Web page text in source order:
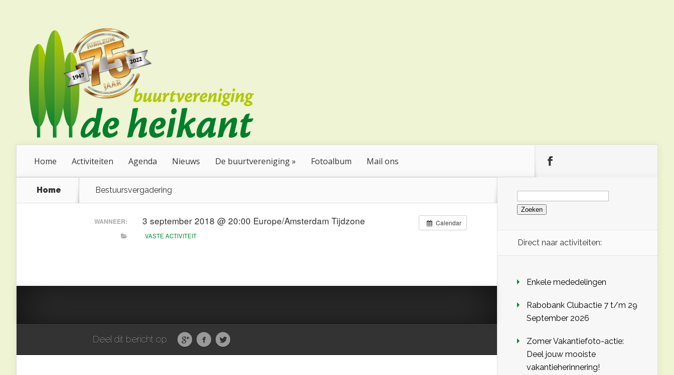
Home Activiteiten Agenda Nieuws De buurtvereniging Fotoalbum Mail ons
Home Bestuursvergadering
Calendar
WANNEER: 3 september 2018 @ 20:00 Europe/Amsterdam Tijdzone
VASTE ACTIVITEIT
Deel dit bericht op
Zoeken
naar:
Direct naar activiteiten:
Enkele mededelingen
Rabobank Clubactie 7 t/m 29
September 2026
Zomer Vakantiefoto-actie:
Deel jouw mooiste
vakantieherinnering!